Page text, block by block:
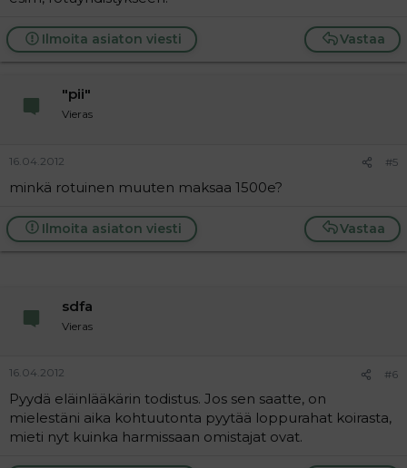
Vastaa
Ilmoita asiaton viesti
"pii"
Vieras
16.04.2012 #5
minkä rotuinen muuten maksaa 1500e?
Vastaa
Ilmoita asiaton viesti
sdfa
Vieras
16.04.2012 #6
Pyydä eläinlääkärin todistus. Jos sen saatte, on
mielestäni aika kohtuutonta pyytää loppurahat koirasta,
mieti nyt kuinka harmissaan omistajat ovat.